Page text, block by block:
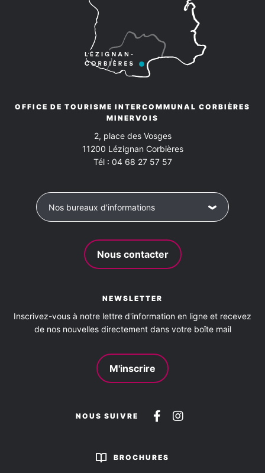
OFFICE DE TOURISME INTERCOMMUNAL CORBIÈRES
MINERVOIS
2, place des Vosges
11200 Lézignan Corbières
Tél : 04 68 27 57 57
Nos bureaux d'informations
Nous contacter
NEWSLETTER
Inscrivez-vous à notre lettre d'information en ligne et recevez
de nos nouvelles directement dans votre boîte mail
M'inscrire
NOUS SUIVRE
Suivez-
sur
Suivez-
BROCHURES